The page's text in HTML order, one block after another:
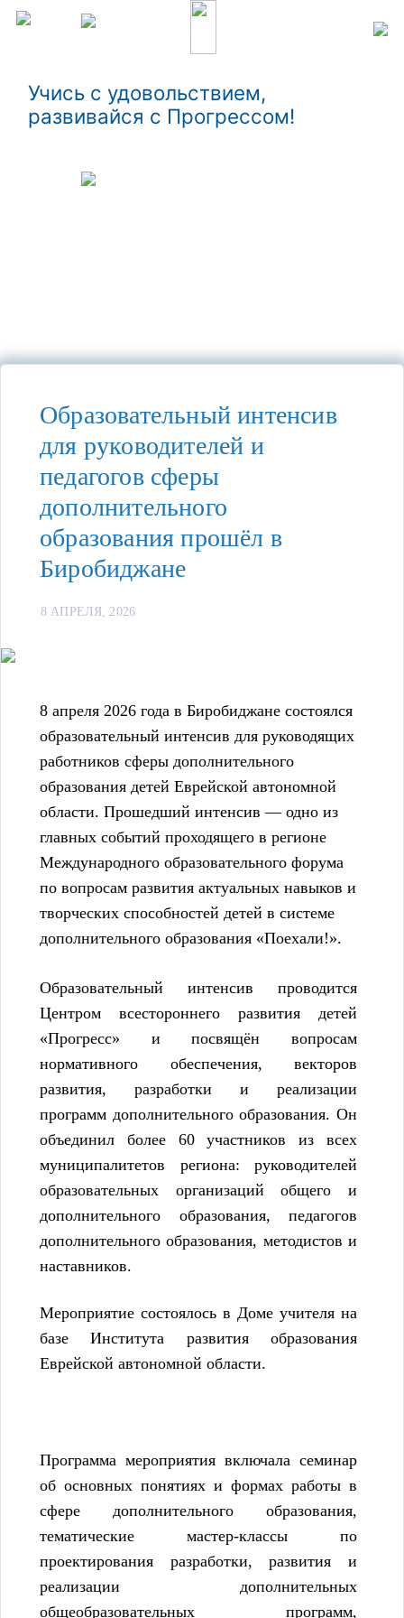
Учись с удовольствием,
развивайся с Прогрессом!
Образовательный интенсив
для руководителей и
педагогов сферы
дополнительного
образования прошёл в
Биробиджане
8 АПРЕЛЯ, 2026
8 апреля 2026 года в Биробиджане состоялся
образовательный интенсив для руководящих
работников сферы дополнительного
образования детей Еврейской автономной
области. Прошедший интенсив — одно из
главных событий проходящего в регионе
Международного образовательного форума
по вопросам развития актуальных навыков и
творческих способностей детей в системе
дополнительного образования «Поехали!».
Образовательный интенсив проводится
Центром всестороннего развития детей
«Прогресс» и посвящён вопросам
нормативного обеспечения, векторов
развития, разработки и реализации
программ дополнительного образования. Он
объединил более 60 участников из всех
муниципалитетов региона: руководителей
образовательных организаций общего и
дополнительного образования, педагогов
дополнительного образования, методистов и
наставников.
Мероприятие состоялось в Доме учителя на
базе Института развития образования
Еврейской автономной области.
Программа мероприятия включала семинар
об основных понятиях и формах работы в
сфере дополнительного образования,
тематические мастер-классы по
проектирования разработки, развития и
реализации дополнительных
общеобразовательных программ,